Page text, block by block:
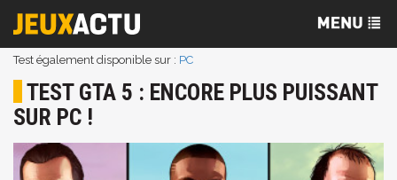
Test également disponible sur : PC
TEST GTA 5 : ENCORE PLUS PUISSANT
SUR PC !